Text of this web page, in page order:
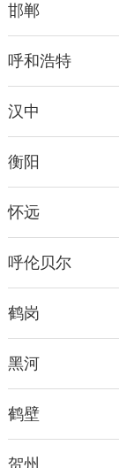
邯郸
呼和浩特
汉中
衡阳
怀远
呼伦贝尔
鹤岗
黑河
鹤壁
贺州